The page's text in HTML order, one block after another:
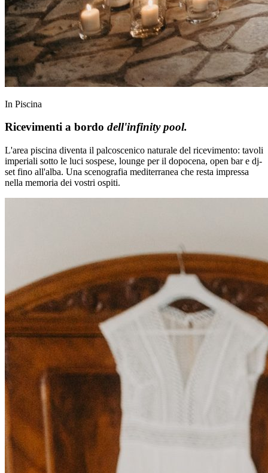
In Piscina
Ricevimenti a bordo dell'infinity pool.
L'area piscina diventa il palcoscenico naturale del ricevimento: tavoli
imperiali sotto le luci sospese, lounge per il dopocena, open bar e dj-
set fino all'alba. Una scenografia mediterranea che resta impressa
nella memoria dei vostri ospiti.